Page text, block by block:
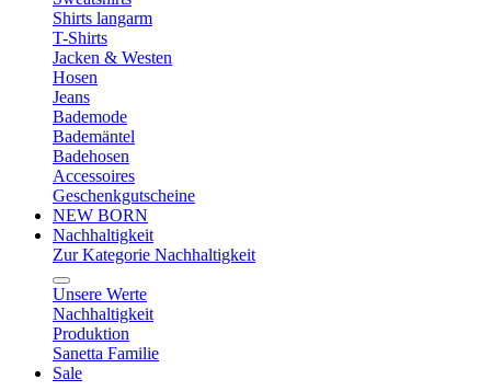
Shirts langarm
T-Shirts
Jacken & Westen
Hosen
Jeans
Bademode
Bademäntel
Badehosen
Accessoires
Geschenkgutscheine
NEW BORN
Nachhaltigkeit
Zur Kategorie Nachhaltigkeit
Unsere Werte
Nachhaltigkeit
Produktion
Sanetta Familie
Sale